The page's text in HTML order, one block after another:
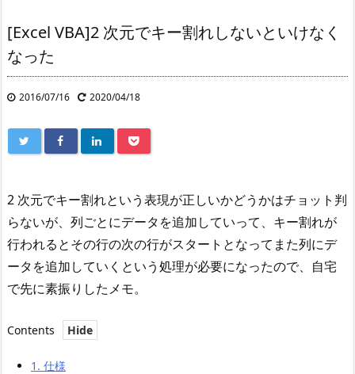
[Excel VBA]2 次元でキー割れしないといけなく
なった
2016/07/16 2020/04/18
2 次元でキー割れという表現が正しいかどうかはチョット判
らないが、列ごとにデータを追加していって、キー割れが
行われるとその行の次の行がスタートとなってまた列にデ
ータを追加していくという処理が必要になったので、自宅
で先に素振りしたメモ。
Contents
1. 仕様